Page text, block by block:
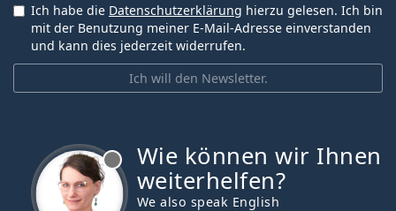
Ich will den Newsletter.
Ich habe die Datenschutzerklärung hierzu gelesen. Ich bin
mit der Benutzung meiner E-Mail-Adresse einverstanden
und kann dies jederzeit widerrufen.
Wie können wir Ihnen
weiterhelfen?
We also speak English